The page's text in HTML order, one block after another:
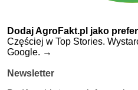
Dodaj AgroFakt.pl jako
Częściej w Top Stories.
Google. →
Newsletter